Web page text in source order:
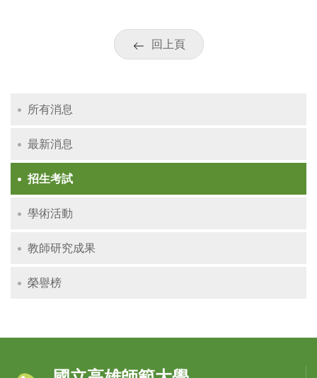
回上頁
所有消息
最新消息
招生考試
學術活動
教師研究成果
榮譽榜